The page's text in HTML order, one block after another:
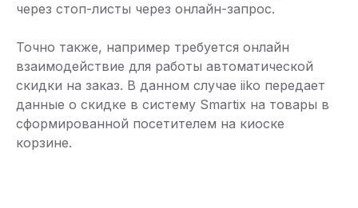
через стоп-листы через онлайн-запрос.
Точно также, например требуется онлайн
взаимодействие для работы автоматической
скидки на заказ. В данном случае iiko передает
данные о скидке в систему Smartix на товары в
сформированной посетителем на киоске
корзине.